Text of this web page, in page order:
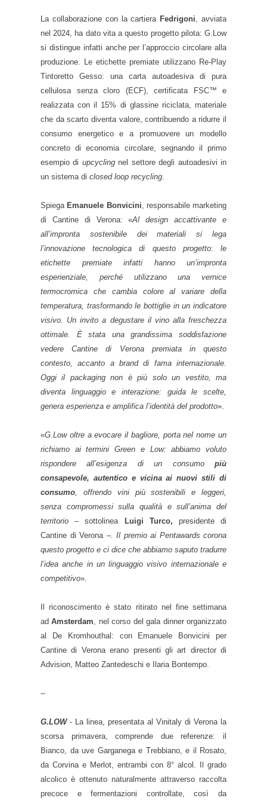
La collaborazione con la cartiera Fedrigoni , avviata
nel 2024, ha dato vita a questo progetto pilota: G.Low
si distingue infatti anche per l’approccio circolare alla
produzione. Le etichette premiate utilizzano Re-Play
Tintoretto Gesso: una carta autoadesiva di pura
cellulosa senza cloro (ECF), certificata FSC™ e
realizzata con il 15% di glassine riciclata, materiale
che da scarto diventa valore, contribuendo a ridurre il
consumo energetico e a promuovere un modello
concreto di economia circolare, segnando il primo
esempio di upcyclingnel settore degli autoadesivi in
un sistema di closed loop recycling
Spiega Emanuele Bonvicini , responsabile marketing
di Cantine di Verona: «Al design accattivante e
all’impronta sostenibile dei materiali si lega
l’innovazione tecnologica di questo progetto:le
etichette premiate infatti hanno un’impronta
esperienziale, perché utilizzano una vernice
termocromica che cambia colore al variare della
temperatura, trasformando le bottiglie in un indicatore
visivo. Un invito a degustare il vino alla freschezza
ottimale. È stata una grandissima soddisfazione
vedere Cantine di Verona premiata in questo
contesto, accanto a brand di fama internazionale.
Oggi il packaging non è più solo un vestito, ma
diventa linguaggio e interazione: guida le scelte,
genera esperienza e amplifica l’identità del prodotto».
«G.Low oltre a evocare il bagliore, porta nel nome un
richiamo ai termini Green e Low: abbiamo voluto
rispondere all’esigenza di un consumo più
consapevole, autentico e vicina ai nuovi stili di
consumo , offrendo vini più sostenibili e leggeri,
senza compromessi sulla qualità e sull’anima del
territorio – sottolinea Luigi Turco, presidente di
Cantine di Verona –. Il premio ai Pentawards corona
questo progetto e ci dice che abbiamo saputo tradurre
l’idea anche in un linguaggio visivo internazionale e
competitivo».
Il riconoscimento è stato ritirato nel fine settimana
adAmsterdam , nel corso del gala dinner organizzato
al De Kromhouthal: con Emanuele Bonvicini per
Cantine di Verona erano presenti gli art director di
Advision, Matteo Zantedeschi e Ilaria Bontempo.
--
G.LOW - La linea, presentata al Vinitaly di Verona la
scorsa primavera, comprende due referenze: il
Bianco, da uve Garganega e Trebbiano, e il Rosato,
da Corvina e Merlot, entrambi con 8° alcol. Il grado
alcolico è ottenuto naturalmente attraverso raccolta
precoce e fermentazioni controllate, così da